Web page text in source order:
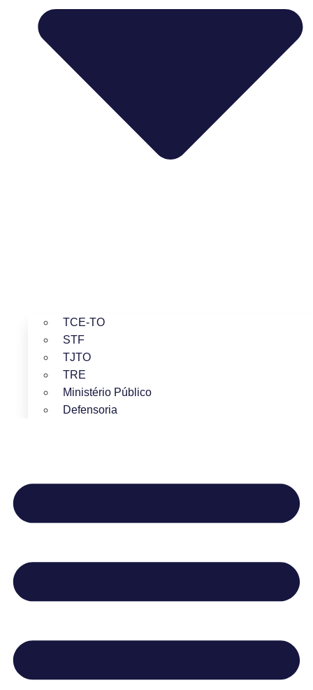
TCE-TO
STF
TJTO
TRE
Ministério Público
Defensoria